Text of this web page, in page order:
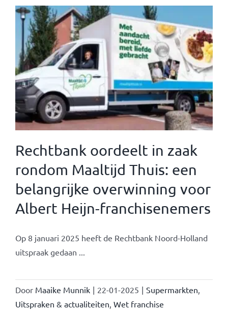
Rechtbank oordeelt in zaak
rondom Maaltijd Thuis: een
belangrijke overwinning voor
Albert Heijn-franchisenemers
Op 8 januari 2025 heeft de Rechtbank Noord-Holland
uitspraak gedaan ...
Door Maaike Munnik | 22-01-2025 | Supermarkten
Uitspraken & actualiteiten Wet franchise